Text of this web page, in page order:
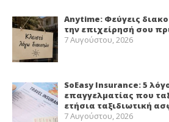
Anytime: Φεύγεις
την επιχείρησή σου
7 Αυγούστου, 2026
SoEasy Insurance: 5
επαγγελματίας που
ετήσια ταξιδιωτική
7 Αυγούστου, 2026